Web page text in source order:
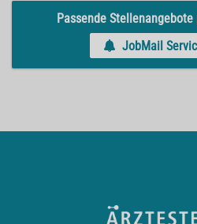
Passende
JobMail